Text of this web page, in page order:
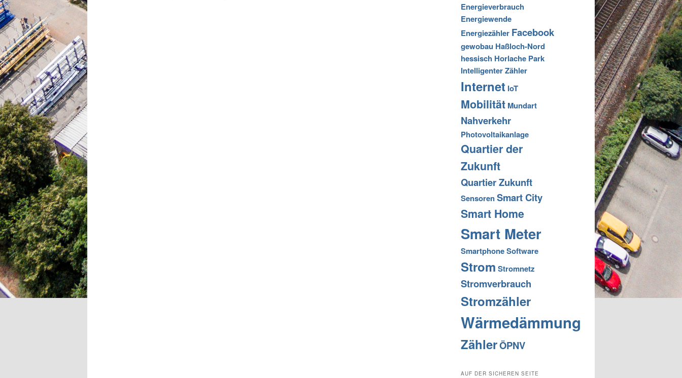
Energieverbrauch
Energiewende
Energiezähler Facebook
gewobau Haßloch-Nord
hessisch Horlache Park
Intelligenter Zähler
Internet IoT
Mobilität Mundart
Nahverkehr
Photovoltaikanlage
Quartier der
Zukunft
Quartier Zukunft
SensorenSmart City
Smart Home
Smart Meter
SmartphoneSoftware
Strom Stromnetz
Stromverbrauch
Stromzähler
Wärmedämmung
ZählerÖPNV
AUF DER SICHEREN SEITE